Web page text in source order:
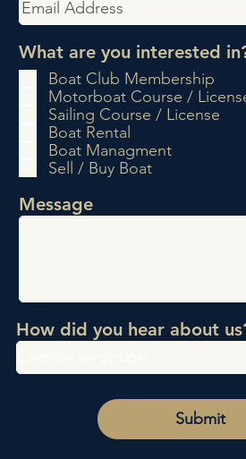
Message
Submit
How did you hear about
What are you interested
Boat Club Membership
Motorboat Course /
Sailing Course / License
Boat Rental
Boat Managment
Sell / Buy Boat